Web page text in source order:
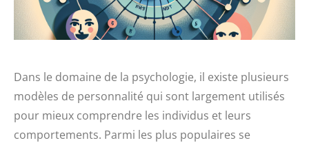
Dans le domaine de la psychologie, il existe plusieurs
modèles de personnalité qui sont largement utilisés
pour mieux comprendre les individus et leurs
comportements. Parmi les plus populaires se